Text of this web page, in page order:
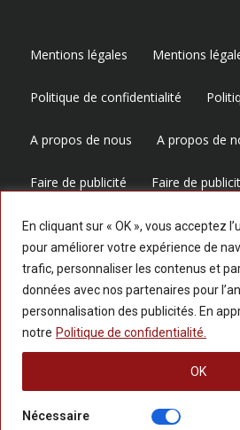
En cliquant sur « OK », vous acceptez
pour améliorer votre expérience de
trafic, personnaliser les contenus et
données avec nos partenaires pour
personnalisation des publicités. En
notre Politique de confidentialité.
OK
Nécessaire
Mentions légales Mentions
Politique de confidentialité
A propos de nous A propos de
Faire de publicité Faire de
Nous écrire
Suivez-nous
© 2025 LESPERSPECTIVES.COM —